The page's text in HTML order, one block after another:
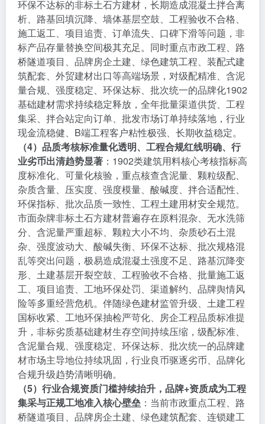
环保不达标的非标土石方建材，长期造成混凝土拌合离
析、路基回填沉降、墙体基层空鼓、工程验收不合格、
施工返工、项目追责、订单流失、口碑下滑等问题，非
标产品存量替换空间极其充足。同时重点市政工程、路
桥隧道项目、品牌房企土建、绿色建筑工程、装配式建
筑配套、外贸建材出口等高端场景，对级配精准、含泥
量合规、强度稳定、环保达标、批次统一的品牌化1902
基础建材需求持续稳定释放，全年批量渠道供货、工程
集采、拌合站定向订单、批发市场订单持续落地，行业
现金流稳健、B端工程客户粘性极强、长期收益稳定。
（4）品质考核标准量化透明、工程合规红线明确、行
业劣币出清趋势显著 ：1902类建筑用料核心考核指标高
度标准化、可量化核验，重点核查含泥量、颗粒级配、
杂质含量、压实度、强度模量、酸碱度、拌合适配性、
环保指标、批次品质一致性、工程土建用材安全规范。
市面杂牌非标土石方建材普遍存在原料混杂、无水洗筛
分、含泥量严重超标、颗粒大小不均、杂质砂石土混
杂、强度波动大、酸碱失衡、环保不达标、批次规格混
乱等突出问题，极易造成混凝土强度不足、路基沉降变
形、土建基层开裂空鼓、工程验收不合格、批量施工返
工、项目追责、工地环保处罚、渠道解约、品牌舆情风
险等多重经营危机。伴随绿色建材监管升级、土建工程
国标收紧、工地环保抽检严苛化、房企工程品质标准提
升，非标劣质基础建材生存空间持续压缩，级配标准、
含泥量合规、强度稳定、环保达标、批次统一的品牌建
材市场主导地位持续巩固，行业良币驱逐劣币、品牌化
合规升级趋势清晰明确。
（5）行业合规资质门槛持续抬升，品牌+资质成为工程
集采与正规工地准入核心壁垒 ：当前市政重点工程、路
桥隧道项目、品牌房企土建、绿色建筑配套、连锁建工